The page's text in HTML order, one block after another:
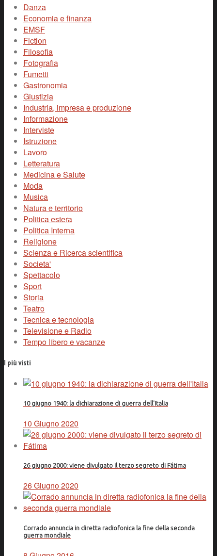
Danza
Economia e finanza
EMSF
Fiction
Filosofia
Fotografia
Fumetti
Gastronomia
Giustizia
Industria, impresa e produzione
Informazione
Interviste
Istruzione
Lavoro
Letteratura
Medicina e Salute
Moda
Musica
Natura e territorio
Politica estera
Politica Interna
Religione
Scienza e Ricerca scientifica
Societa'
Spettacolo
Sport
Storia
Teatro
Tecnica e tecnologia
Televisione e Radio
Tempo libero e vacanze
I più visti
10 giugno 1940: la dichiarazione di guerra dell'Italia
10 Giugno 2020
26 giugno 2000: viene divulgato il terzo segreto di Fátima
26 Giugno 2020
Corrado annuncia in diretta radiofonica la fine della seconda
guerra mondiale